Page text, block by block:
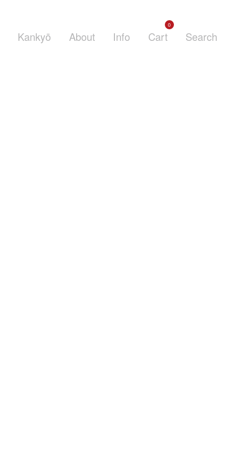
Kankyō About Info Cart
0
Search